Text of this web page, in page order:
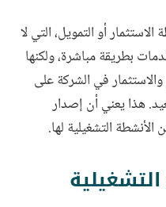
أو التمويل، التي لا
بطريقة مباشرة، ولكنها
في الشركة على
هذا يعني أن إصدار
التشغيلية لها.